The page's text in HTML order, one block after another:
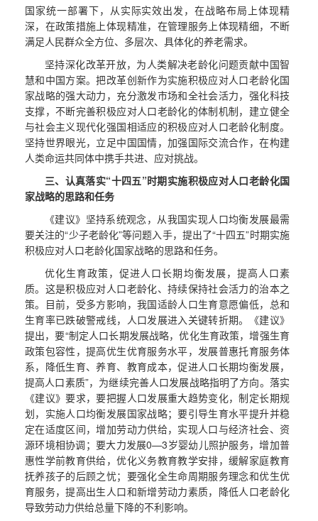
国家统一部署下，从实际实效出发，在战略布局上体现精
深，在政策措施上体现精准，在管理服务上体现精细，不断
满足人民群众全方位、多层次、具体化的养老需求。
坚持深化改革开放，为人类解决老龄化问题贡献中国智
慧和中国方案。把改革创新作为实施积极应对人口老龄化国
家战略的强大动力，充分激发市场和全社会活力，强化科技
支撑，不断完善积极应对人口老龄化的体制机制，建立健全
与社会主义现代化强国相适应的积极应对人口老龄化制度。
坚持世界眼光，立足中国国情，加强国际交流合作，在构建
人类命运共同体中携手共进、应对挑战。
三、认真落实“十四五”时期实施积极应对人口老龄化国
家战略的思路和任务
《建议》坚持系统观念，从我国实现人口均衡发展最需
要关注的“少子老龄化”等问题入手，提出了“十四五”时期实施
积极应对人口老龄化国家战略的思路和任务。
优化生育政策，促进人口长期均衡发展，提高人口素
质。这是积极应对人口老龄化、持续保持社会活力的治本之
策。目前，受多方影响，我国适龄人口生育意愿偏低，总和
生育率已跌破警戒线，人口发展进入关键转折期。《建议》
提出，要“制定人口长期发展战略，优化生育政策，增强生育
政策包容性，提高优生优育服务水平，发展普惠托育服务体
系，降低生育、养育、教育成本，促进人口长期均衡发展，
提高人口素质”，为继续完善人口发展战略指明了方向。落实
《建议》要求，要把握人口发展重大趋势变化，制定长期规
划，实施人口均衡发展国家战略；要引导生育水平提升并稳
定在适度区间，增加劳动力供给，实现人口与经济社会、资
源环境相协调；要大力发展0—3岁婴幼儿照护服务，增加普
惠性学前教育供给，优化义务教育教学安排，缓解家庭教育
抚养孩子的后顾之忧；要强化全生命周期服务理念和优生优
育服务，提高出生人口和新增劳动力素质，降低人口老龄化
导致劳动力供给总量下降的不利影响。